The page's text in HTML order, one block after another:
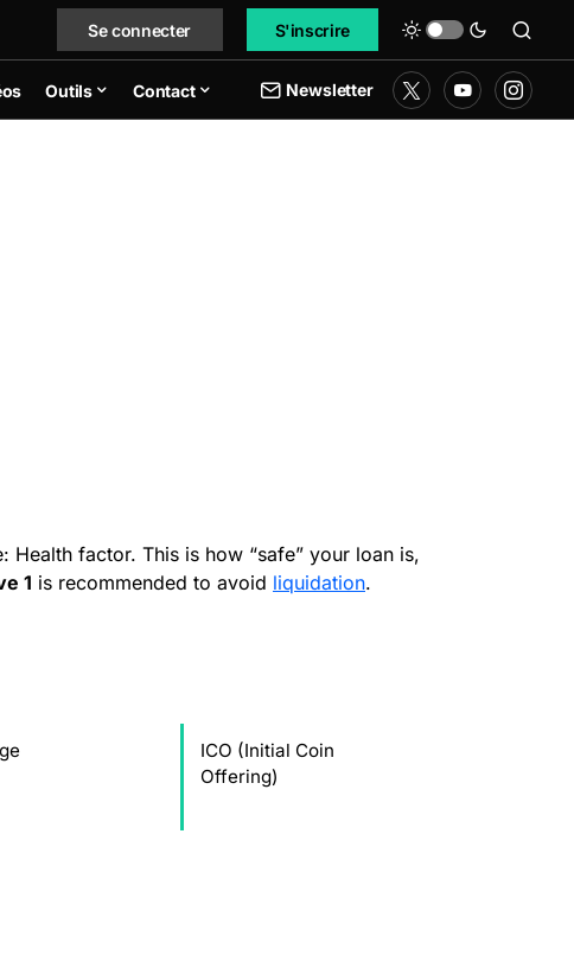
Se connecter S'inscrire
Outils Contact Newsletter
factor. This is how “safe” your loan is,
1 is recommended to avoid liquidation.
ICO (Initial Coin
Offering)